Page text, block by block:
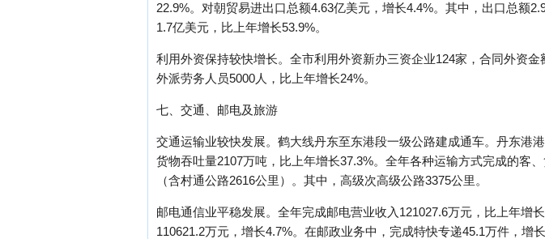
22.9%。对朝贸易进出口总额4.63亿美元，增长4.4%。其中，出口总额
1.7亿美元，比上年增长53.9%。
利用外资保持较快增长。全市利用外资新办三资企业124家，合同外资
外派劳务人员5000人，比上年增长24%。
七、交通、邮电及旅游
交通运输业较快发展。鹤大线丹东至东港段一级公路建成通车。丹东港
货物吞吐量2107万吨，比上年增长37.3%。全年各种运输方式完成的客
（含村通公路2616公里）。其中，高级次高级公路3375公里。
邮电通信业平稳发展。全年完成邮电营业收入121027.6万元，比上年增
110621.2万元，增长4.7%。在邮政业务中，完成特快专递45.1万件，增